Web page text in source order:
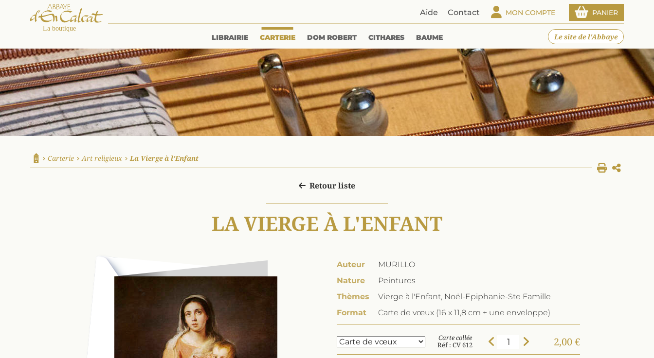
Aide Contact MON COMPTE PANIER
LIBRAIRIE CARTERIE DOM ROBERT CITHARES BAUME Le site de l'Abbaye
Accueil
Carterie Art religieux La Vierge à l'Enfant
Retour liste
LA VIERGE À L'ENFANT
Auteur
MURILLO
Nature
Peintures
Thèmes
Vierge à l'Enfant, Noël-Epiphanie-Ste Famille
Format
Carte de vœux (16 x 11,8 cm + une enveloppe)
Carte collée
Réf : CV 612
2,00 €